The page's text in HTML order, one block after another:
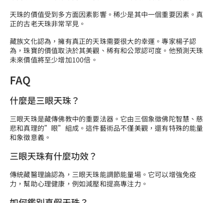
天珠的價值受到多方面因素影響。稀少是其中一個重要因素。真
正的古老天珠非常罕見。
藏族文化認為，擁有真正的天珠需要很大的幸運。專家楊子認
為，珠寶的價值取決於其美觀、稀有和公眾認可度。他預測天珠
未來價值將至少增加100倍。
FAQ
什麼是三眼天珠？
三眼天珠是藏傳佛教中的重要法器。它由三個象徵佛陀智慧、慈
悲和真理的”眼”組成。這件藝術品不僅美觀，還有特殊的能量
和象徵意義。
三眼天珠有什麼功效？
傳統藏醫理論認為，三眼天珠能調節能量場。它可以增強免疫
力，幫助心理健康，例如減壓和提高專注力。